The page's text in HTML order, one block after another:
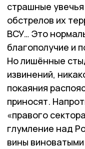
страшные
обстрелов их
ВСУ… Это
благополучие и
Но лишённые
извинений,
покаяния
приносят.
«правого
глумление над
вины виноватыми